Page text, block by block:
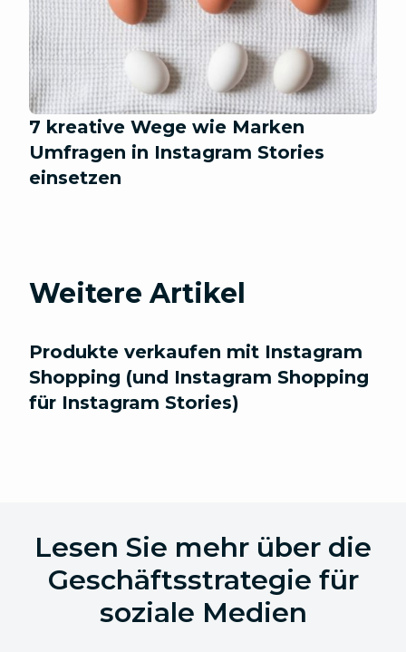
7 kreative Wege wie Marken
Umfragen in Instagram Stories
einsetzen
Weitere Artikel
Produkte verkaufen mit Instagram
Shopping (und Instagram Shopping
für Instagram Stories)
Lesen Sie mehr über die
Geschäftsstrategie für
soziale Medien